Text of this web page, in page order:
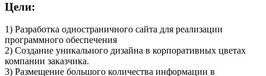
Цели:
1) Разработка одностраничного сайта для реализации
программного обеспечения
2) Создание уникального дизайна в корпоративных цветах
компании заказчика.
3) Размещение большого количества информации в